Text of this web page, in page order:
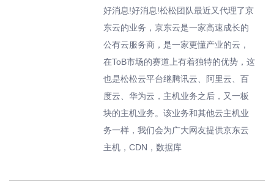
好消息!好消息!松松团队最近又代理了京
东云的业务，京东云是一家高速成长的
公有云服务商，是一家更懂产业的云，
在ToB市场的赛道上有着独特的优势，这
也是松松云平台继腾讯云、阿里云、百
度云、华为云，主机业务之后，又一板
块的主机业务。该业务和其他云主机业
务一样，我们会为广大网友提供京东云
主机，CDN，数据库